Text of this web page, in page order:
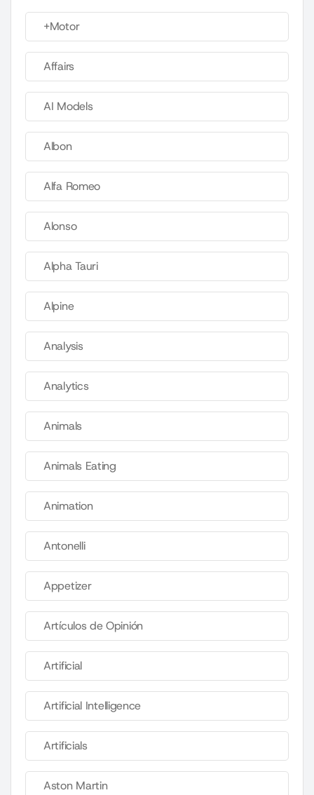
+Motor
Affairs
AI Models
Albon
Alfa Romeo
Alonso
Alpha Tauri
Alpine
Analysis
Analytics
Animals
Animals Eating
Animation
Antonelli
Appetizer
Artículos de Opinión
Artificial
Artificial Intelligence
Artificials
Aston Martin